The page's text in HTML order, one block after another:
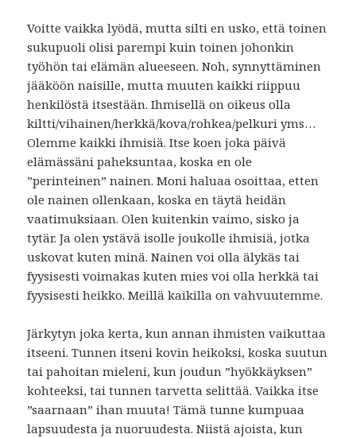
Voitte vaikka lyödä, mutta silti en usko, että toinen
sukupuoli olisi parempi kuin toinen johonkin
työhön tai elämän alueeseen. Noh, synnyttäminen
jääköön naisille, mutta muuten kaikki riippuu
henkilöstä itsestään. Ihmisellä on oikeus olla
kiltti/vihainen/herkkä/kova/rohkea/pelkuri yms…
Olemme kaikki ihmisiä. Itse koen joka päivä
elämässäni paheksuntaa, koska en ole
”perinteinen” nainen. Moni haluaa osoittaa, etten
ole nainen ollenkaan, koska en täytä heidän
vaatimuksiaan. Olen kuitenkin vaimo, sisko ja
tytär. Ja olen ystävä isolle joukolle ihmisiä, jotka
uskovat kuten minä. Nainen voi olla älykäs tai
fyysisesti voimakas kuten mies voi olla herkkä tai
fyysisesti heikko. Meillä kaikilla on vahvuutemme.
Järkytyn joka kerta, kun annan ihmisten vaikuttaa
itseeni. Tunnen itseni kovin heikoksi, koska suutun
tai pahoitan mieleni, kun joudun ”hyökkäyksen”
kohteeksi, tai tunnen tarvetta selittää. Vaikka itse
”saarnaan” ihan muuta! Tämä tunne kumpuaa
lapsuudesta ja nuoruudesta. Niistä ajoista, kun